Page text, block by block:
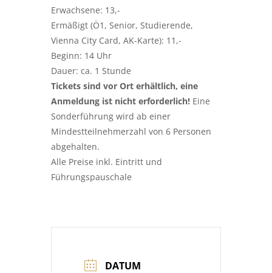
Erwachsene: 13,-
Ermäßigt (Ö1, Senior, Studierende,
Vienna City Card, AK-Karte): 11,-
Beginn: 14 Uhr
Dauer: ca. 1 Stunde
Tickets sind vor Ort erhältlich, eine
Anmeldung ist nicht erforderlich! Eine
Sonderführung wird ab einer
Mindestteilnehmerzahl von 6 Personen
abgehalten.
Alle Preise inkl. Eintritt und
Führungspauschale
DATUM